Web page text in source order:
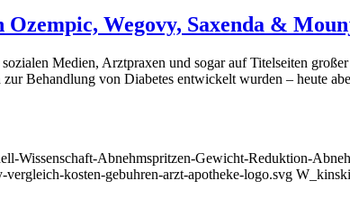
Wegovy, Saxenda &
Medien, Arztpraxen und sogar auf Titelseiten
Behandlung von Diabetes entwickelt wurden – heute
Wissenschaft-Abnehmspritzen-Gewicht-Reduktion-
kosten-gebuhren-arzt-apotheke-logo.svg W_kinski